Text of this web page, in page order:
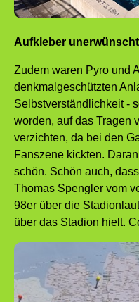
Aufkleber unerwünscht
Zudem waren Pyro und
denkmalgeschützten
Selbstverständlichkeit -
worden, auf das Tragen
verzichten, da bei den
Fanszene kickten.
schön. Schön auch,
Thomas Spengler vom
98er über die
über das Stadion hielt.